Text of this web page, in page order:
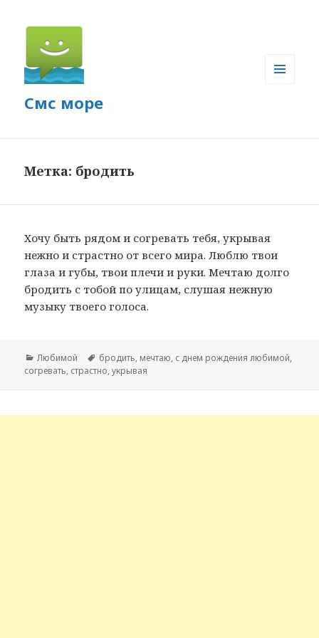
Смс море
Метка: бродить
Хочу быть рядом и согревать тебя, укрывая
нежно и страстно от всего мира. Люблю твои
глаза и губы, твои плечи и руки. Мечтаю долго
бродить с тобой по улицам, слушая нежную
музыку твоего голоса.
Рубрики
Любимой Метки
бродить, мечтаю, с днем рождения любимой,
согревать, страстно,укрывая